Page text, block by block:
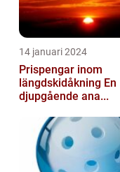
14 januari 2024
Prispengar inom
längdskidåkning En
djupgående ana...